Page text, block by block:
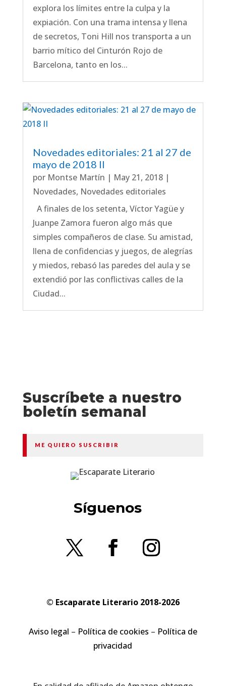
explora los límites entre la culpa y la
expiación. Con una trama intensa y llena
de secretos, Toni Hill nos transporta a un
barrio mítico del Cinturón Rojo de
Barcelona, tanto en los...
Novedades editoriales: 21 al 27 de
mayo de 2018 II
por Montse Martín | May 21, 2018|
Novedades, Novedades editoriales
A finales de los setenta, Víctor Yagüe y
Juanpe Zamora fueron algo más que
simples compañeros de clase. Su amistad,
llena de confidencias y juegos, de alegrías
y miedos, rebasó las paredes del aula y se
extendió por las conflictivas calles de la
Ciudad...
Suscríbete a nuestro
boletín semanal
ME QUIERO SUSCRIBIR
Síguenos
© Escaparate Literario 2018-2026
Aviso legal – Política de cookies – Política de
privacidad